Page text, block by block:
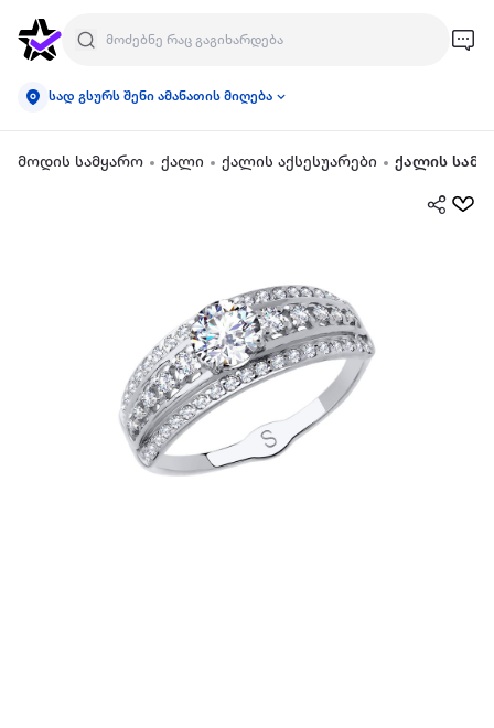
სად გსურს შენი ამანათის მიღება
მოდის სამყარო ქალი ქალის აქსესუარები ქალის